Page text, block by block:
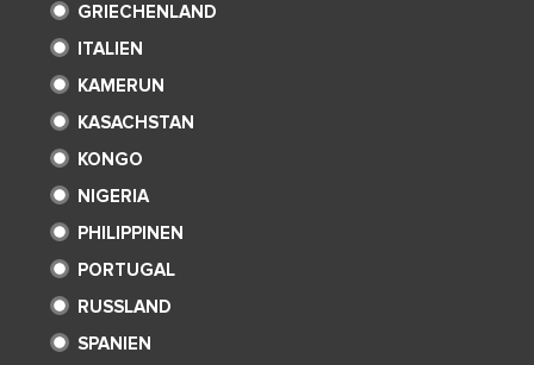
GRIECHENLAND
ITALIEN
KAMERUN
KASACHSTAN
KONGO
NIGERIA
PHILIPPINEN
PORTUGAL
RUSSLAND
SPANIEN